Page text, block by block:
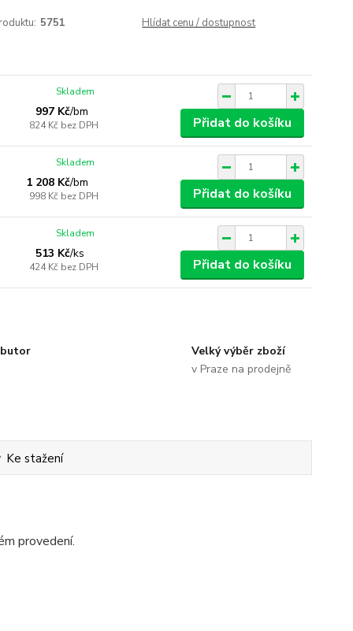
5751 Hlídat cenu / dostupnost
997 Kč/bm
824 Kč bez DPH
Skladem
Přidat do košíku
1 208 Kč/bm
998 Kč bez DPH
Skladem
Přidat do košíku
513 Kč/ks
424 Kč bez DPH
Skladem
Přidat do košíku
Velký výběr zboží
v Praze na prodejně
Ke stažení
provedení.